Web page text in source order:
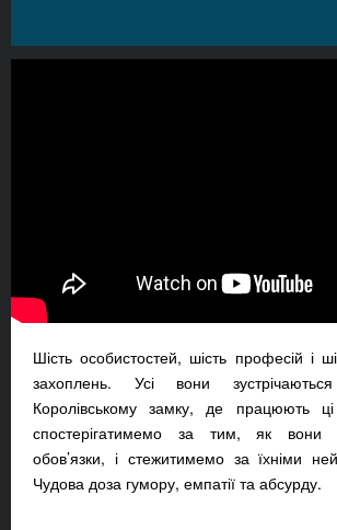
Шість особистостей, шість професій і
захоплень. Усі вони
Королівському замку, де працюють
спостерігатимемо за тим, як вони
обов’язки, і стежитимемо за їхніми
Чудова доза гумору, емпатії та абсурду.